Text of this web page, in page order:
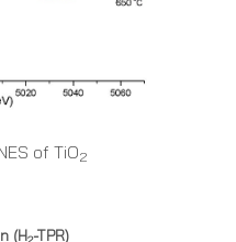
of TiO2
(H -TPR)